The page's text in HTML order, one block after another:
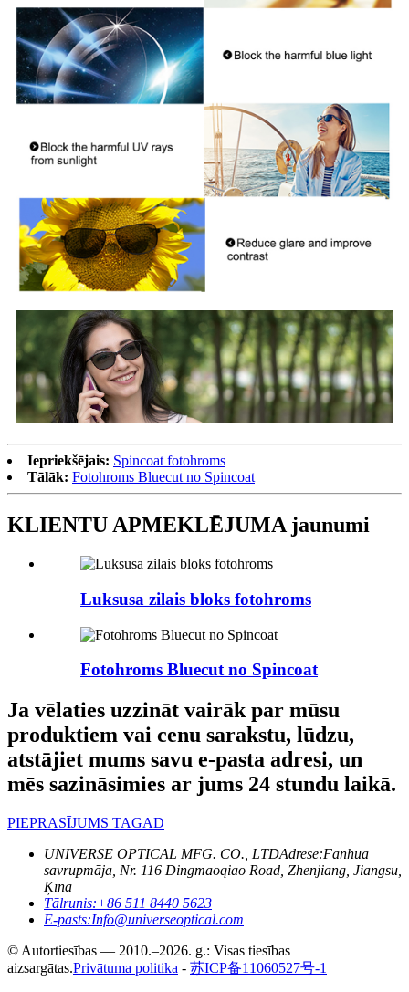
Iepriekšējais: Spincoat fotohroms
Tālāk: Fotohroms Bluecut no Spincoat
KLIENTU APMEKLĒJUMA jaunumi
Luksusa zilais bloks fotohroms
Fotohroms Bluecut no Spincoat
Ja vēlaties uzzināt vairāk par mūsu
produktiem vai cenu sarakstu, lūdzu,
atstājiet mums savu e-pasta adresi, un
mēs sazināsimies ar jums 24 stundu laikā.
PIEPRASĪJUMS TAGAD
UNIVERSE OPTICAL MFG. CO., LTDAdrese:Fanhua
savrupmāja, Nr. 116 Dingmaoqiao Road, Zhenjiang, Jiangsu,
Ķīna
Tālrunis:+86 511 8440 5623
E-pasts:Info@universeoptical.com
© Autortiesības — 2010.–2026. g.: Visas tiesības
aizsargātas.Privātuma politika - 苏ICP备11060527号-1